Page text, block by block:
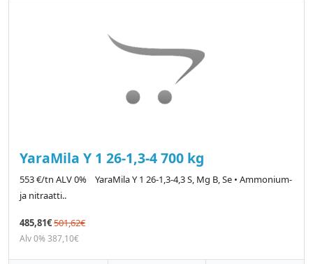
YaraMila Y 1 26-1,3-4 700 kg
553 €/tn ALV 0% YaraMila Y 1 26-1,3-4,3 S, Mg B, Se • Ammonium-
ja nitraatti..
485,81€501,62€
Alv 0% 387,10€